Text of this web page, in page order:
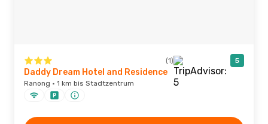
(1) 5
Daddy Dream Hotel and Residence
Ranong · 1 km bis Stadtzentrum